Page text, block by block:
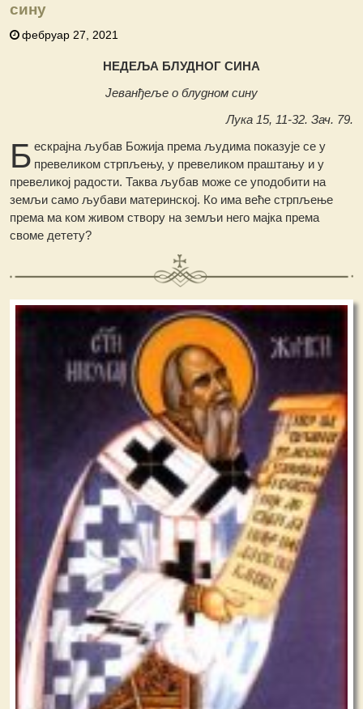
сину
фебруар 27, 2021
НЕДЕЉА БЛУДНОГ СИНА
Јеванђеље о блудном сину
Лука 15, 11-32. Зач. 79.
Б ескрајна љубав Божија према људима показује се у
превеликом стрпљењу, у превеликом праштању и у
превеликој радости. Таква љубав може се уподобити на
земљи само љубави материнској. Ко има веће стрпљење
према ма ком живом створу на земљи него мајка према
своме детету?